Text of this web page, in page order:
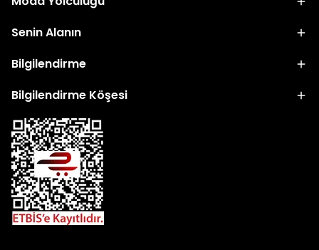
Senin Alanın
Bilgilendirme
Bilgilendirme Köşesi